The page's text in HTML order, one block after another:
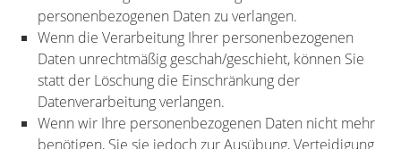
personenbezogenen Daten zu verlangen.
Wenn die Verarbeitung Ihrer personenbezogenen
Daten unrechtmäßig geschah/geschieht, können Sie
statt der Löschung die Einschränkung der
Datenverarbeitung verlangen.
Wenn wir Ihre personenbezogenen Daten nicht mehr
benötigen, Sie sie jedoch zur Ausübung, Verteidigung